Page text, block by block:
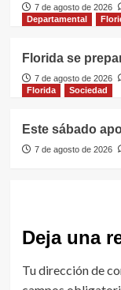
7 de agosto de 2026
Departamental
Florida se
7 de agosto de 2026
Florida
Sociedad
Este sábado
7 de agosto de 2026
Deja una
Tu dirección de